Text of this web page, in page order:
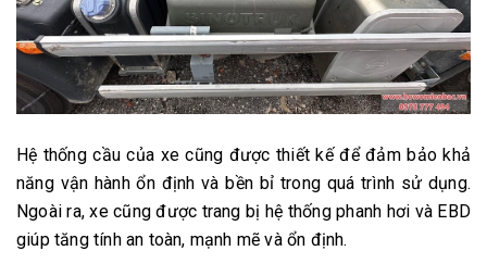
Hệ thống cầu của xe cũng được thiết kế để đảm bảo khả
năng vận hành ổn định và bền bỉ trong quá trình sử dụng.
Ngoài ra, xe cũng được trang bị hệ thống phanh hơi và EBD
giúp tăng tính an toàn, mạnh mẽ và ổn định.